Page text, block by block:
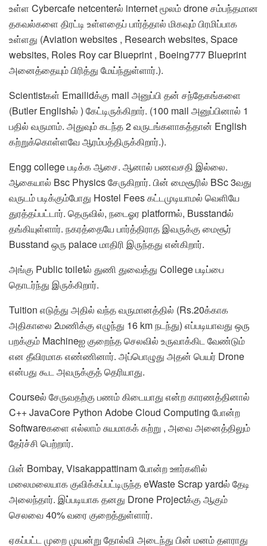
உள்ள Cybercafe netcenterல் internet மூலம் drone சம்பந்தமான
தகவல்களை திரட்டி உள்ளதைப் பார்த்தால் மிகவும் பிரமிப்பாக
உள்ளது (Aviation websites , Research websites, Space
websites, Roles Roy car Blueprint , Boeing777 Blueprint
அனைத்தையும் பிரித்து மேய்ந்துள்ளார்.).
Scientistகள் Emailidக்கு mail அனுப்பி தன் சந்தேகங்களை
(Butler Englishல் ) கேட்டிருக்கிறார். (100 mail அனுப்பினால் 1
பதில் வருமாம். அதுவும் கடந்த 2 வருடங்களாகத்தான் English
கற்றுக்கொள்ளவே ஆரம்பத்திருக்கிறார்.).
Engg college படிக்க ஆசை. ஆனால் பணவசதி இல்லை.
ஆகையால் Bsc Physics சேருகிறார். பின் மைசூரில் BSc 3வது
வருடம் படிக்கும்போது Hostel Fees கட்டமுடியாமல் வெளியே
துரத்தப்பட்டார். தெருவில், நடைஓர platformல், Busstandல்
தங்கியுள்ளார். நகரத்தையே பார்த்திராத இவருக்கு மைசூர்
Busstand ஒரு palace மாதிரி இருந்தது என்கிறார்.
அங்கு Public toiletல் துணி துவைத்து College படிப்பை
தொடர்ந்து இருக்கிறார்.
Tuition எடுத்து அதில் வந்த வருமானத்தில் (Rs.20க்காக
அதிகாலை 2மணிக்கு எழுந்து 16 km நடந்து) எப்படியாவது ஒரு
பறக்கும் Machineஐ குறைந்த செலவில் உருவாக்கிட வேண்டும்
என தீவிரமாக எண்ணினார். அப்பொழுது அதன் பெயர் Drone
என்பது கூட அவருக்குத் தெரியாது.
Courseல் சேருவதற்கு பணம் கிடையாது என்ற காரணத்தினால்
C++ JavaCore Python Adobe Cloud Computing போன்ற
Softwareகளை எல்லாம் சுயமாகக் கற்று , அவை அனைத்திலும்
தேர்ச்சி பெற்றார்.
பின் Bombay, Visakappattinam போன்ற ஊர்களில்
மலைமலையாக குவிக்கப்பட்டிருந்த eWaste Scrap yardல் தேடி
அலைந்தார். இப்படியாக தனது Drone Projectக்கு ஆகும்
செலவை 40% வரை குறைத்துள்ளார்.
ஏகப்பட்ட முறை முயன்று தோல்வி அடைந்து பின் மனம் தளராது